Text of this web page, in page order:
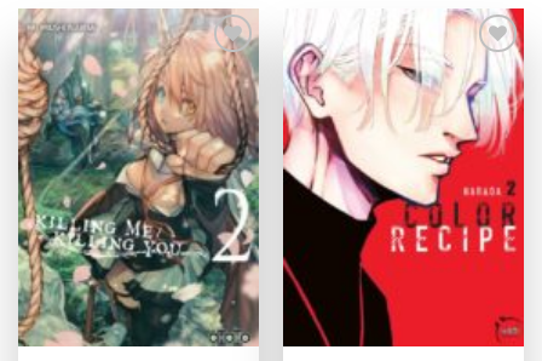
Ajouter
à la
wishlist
Ajouter
à la
wishlist